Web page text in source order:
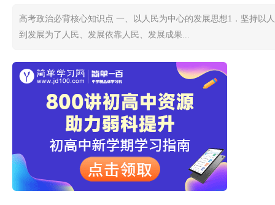
高考政治必背核心知识点 一、以人民为中心的发展思想1．坚持以
到发展为了人民、发展依靠人民、发展成果...